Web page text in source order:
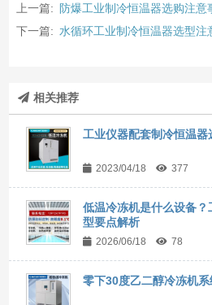
上一篇: 防爆工业制冷恒温器选购注意
下一篇: 水循环工业制冷恒温器选型注
相关推荐
工业仪器配套制冷恒温器
2023/04/18 377
低温冷冻机是什么设备
型要点解析
2026/06/18 78
零下30度乙二醇冷冻机